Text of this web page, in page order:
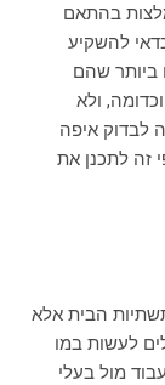
בהתאם
להשקיע
ביותר שהם
ולא
לבדוק איפה
זה לתכנן את
הבית אלא
לעשות במו
מול בעלי